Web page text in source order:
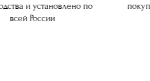
и установлено по
всей России